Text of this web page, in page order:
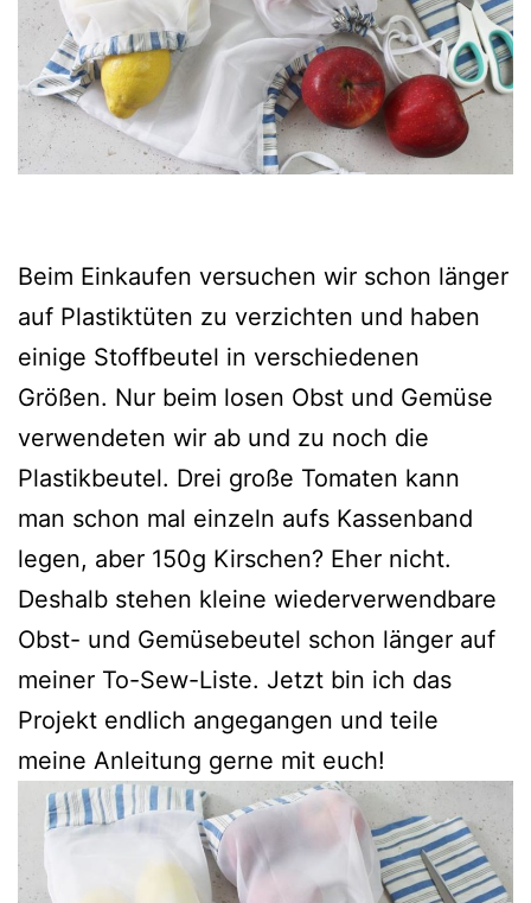
Beim Einkaufen versuchen wir schon länger
auf Plastiktüten zu verzichten und haben
einige Stoffbeutel in verschiedenen
Größen. Nur beim losen Obst und Gemüse
verwendeten wir ab und zu noch die
Plastikbeutel. Drei große Tomaten kann
man schon mal einzeln aufs Kassenband
legen, aber 150g Kirschen? Eher nicht.
Deshalb stehen kleine wiederverwendbare
Obst- und Gemüsebeutel schon länger auf
meiner To-Sew-Liste. Jetzt bin ich das
Projekt endlich angegangen und teile
meine Anleitung gerne mit euch!